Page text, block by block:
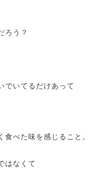
ろう？
でいてるだけあって
食べた味を感じること。
はなくて